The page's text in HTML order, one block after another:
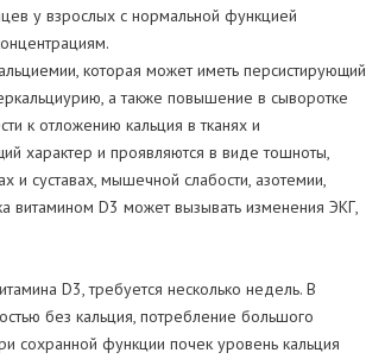
у взрослых с нормальной функцией
которая может иметь персистирующий
а также повышение в сыворотке
к отложению кальция в тканях и
характер и проявляются в виде тошноты,
и суставах, мышечной слабости, азотемии,
витамином D3 может вызывать изменения ЭКГ,
D3, требуется несколько недель. В
без кальция, потребление большого
сохранной функции почек уровень кальция